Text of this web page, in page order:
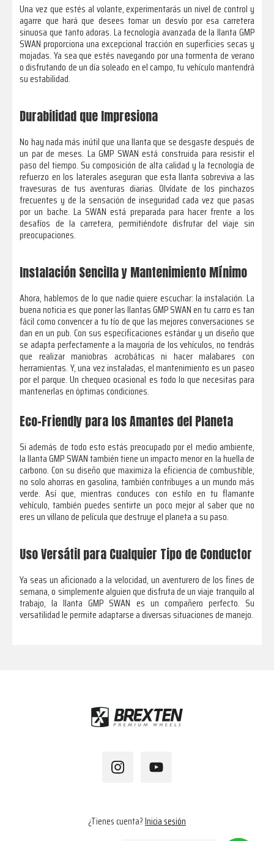
Una vez que estés al volante, experimentarás un nivel de control y
agarre que hará que desees tomar un desvío por esa carretera
sinuosa que tanto adoras. La tecnología avanzada de la llanta GMP
SWAN proporciona una excepcional tracción en superficies secas y
mojadas. Ya sea que estés navegando por una tormenta de verano
o disfrutando de un día soleado en el campo, tu vehículo mantendrá
su estabilidad.
Durabilidad que Impresiona
No hay nada más inútil que una llanta que se desgaste después de
un par de meses. La GMP SWAN está construida para resistir el
paso del tiempo. Su composición de alta calidad y la tecnología de
refuerzo en los laterales aseguran que esta llanta sobreviva a las
travesuras de tus aventuras diarias. Olvídate de los pinchazos
frecuentes y de la sensación de inseguridad cada vez que pasas
por un bache. La SWAN está preparada para hacer frente a los
desafíos de la carretera, permitiéndote disfrutar del viaje sin
preocupaciones.
Instalación Sencilla y Mantenimiento Mínimo
Ahora, hablemos de lo que nadie quiere escuchar: la instalación. La
buena noticia es que poner las llantas GMP SWAN en tu carro es tan
fácil como convencer a tu tío de que las mejores conversaciones se
dan en un pub. Con sus especificaciones estándar y un diseño que
se adapta perfectamente a la mayoría de los vehículos, no tendrás
que realizar maniobras acrobáticas ni hacer malabares con
herramientas. Y, una vez instaladas, el mantenimiento es un paseo
por el parque. Un chequeo ocasional es todo lo que necesitas para
mantenerlas en óptimas condiciones.
Eco-Friendly para los Amantes del Planeta
Si además de todo esto estás preocupado por el medio ambiente,
la llanta GMP SWAN también tiene un impacto menor en la huella de
carbono. Con su diseño que maximiza la eficiencia de combustible,
no solo ahorras en gasolina, también contribuyes a un mundo más
verde. Así que, mientras conduces con estilo en tu flamante
vehículo, también puedes sentirte un poco mejor al saber que no
eres un villano de película que destruye el planeta a su paso.
Uso Versátil para Cualquier Tipo de Conductor
Ya seas un aficionado a la velocidad, un aventurero de los fines de
semana, o simplemente alguien que disfruta de un viaje tranquilo al
trabajo, la llanta GMP SWAN es un compañero perfecto. Su
versatilidad le permite adaptarse a diversas situaciones de manejo.
¿Tienes cuenta?Inicia sesión